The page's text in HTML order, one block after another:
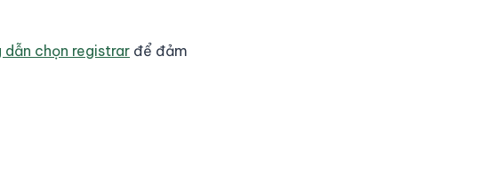
chọn registrar để đảm